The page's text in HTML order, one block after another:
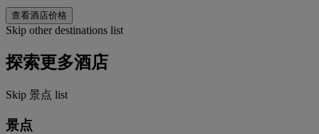
查看酒店价格
Skip other destinations list
探索更多酒店
Skip 景点 list
景点